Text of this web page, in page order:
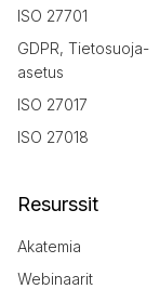
ISO 27701
GDPR, Tietosuoja-
asetus
ISO 27017
ISO 27018
Resurssit
Akatemia
Webinaarit